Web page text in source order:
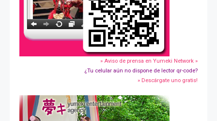
» Aviso de prensa en Yumeki Network »
¿Tu celular aún no dispone de lector qr-code?
» Descárgate uno gratis!